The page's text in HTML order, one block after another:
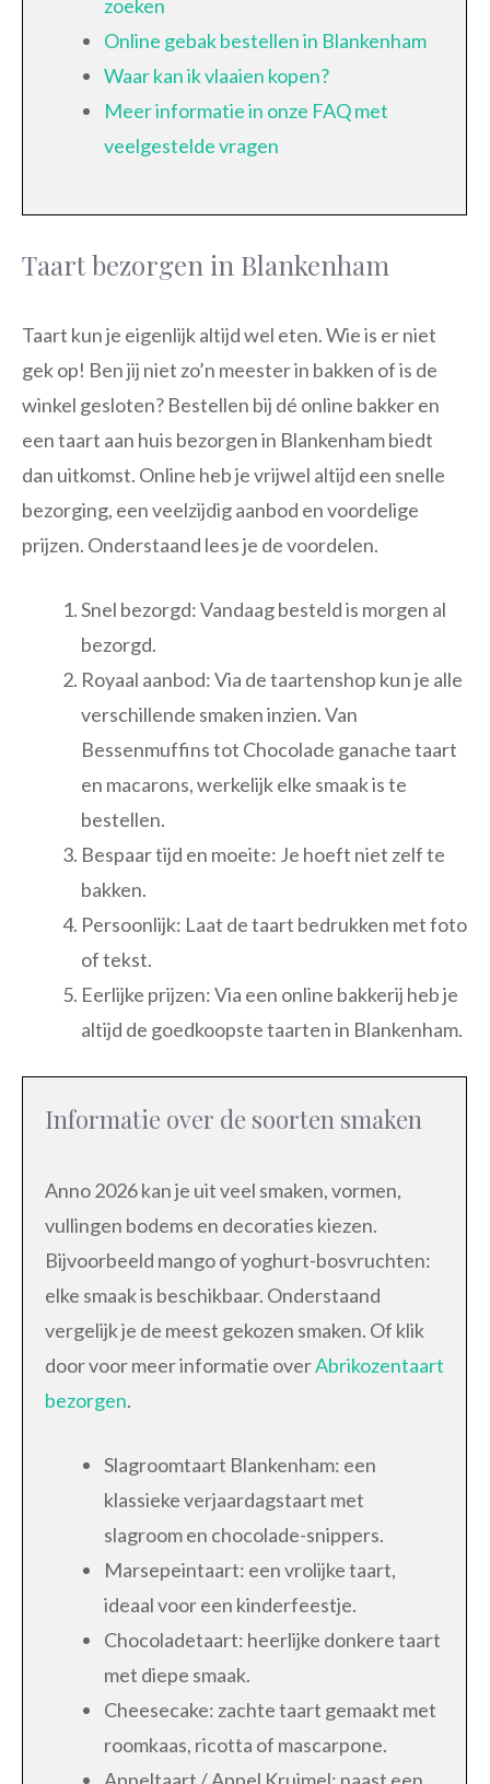
zoeken
Online gebak bestellen in Blankenham
Waar kan ik vlaaien kopen?
Meer informatie in onze FAQ met
veelgestelde vragen
Taart bezorgen in Blankenham
Taart kun je eigenlijk altijd wel eten. Wie is er niet
gek op! Ben jij niet zo’n meester in bakken of is de
winkel gesloten? Bestellen bij dé online bakker en
een taart aan huis bezorgen in Blankenham biedt
dan uitkomst. Online heb je vrijwel altijd een snelle
bezorging, een veelzijdig aanbod en voordelige
prijzen. Onderstaand lees je de voordelen.
Snel bezorgd: Vandaag besteld is morgen al
bezorgd.
Royaal aanbod: Via de taartenshop kun je alle
verschillende smaken inzien. Van
Bessenmuffins tot Chocolade ganache taart
en macarons, werkelijk elke smaak is te
bestellen.
Bespaar tijd en moeite: Je hoeft niet zelf te
bakken.
Persoonlijk: Laat de taart bedrukken met foto
of tekst.
Eerlijke prijzen: Via een online bakkerij heb je
altijd de goedkoopste taarten in Blankenham.
Informatie over de soorten smaken
Anno 2026 kan je uit veel smaken, vormen,
vullingen bodems en decoraties kiezen.
Bijvoorbeeld mango of yoghurt-bosvruchten:
elke smaak is beschikbaar. Onderstaand
vergelijk je de meest gekozen smaken. Of klik
door voor meer informatie overAbrikozentaart
bezorgen.
Slagroomtaart Blankenham: een
klassieke verjaardagstaart met
slagroom en chocolade-snippers.
Marsepeintaart: een vrolijke taart,
ideaal voor een kinderfeestje.
Chocoladetaart: heerlijke donkere taart
met diepe smaak.
Cheesecake: zachte taart gemaakt met
roomkaas, ricotta of mascarpone.